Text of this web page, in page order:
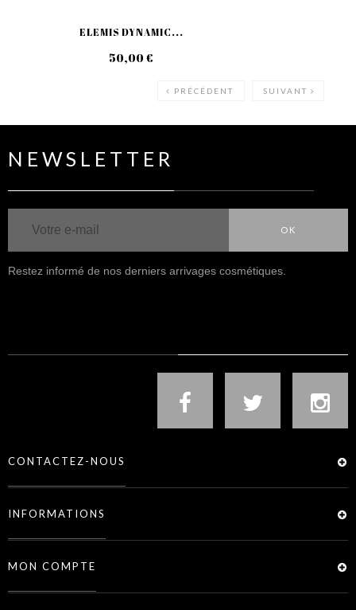
ELEMIS DYNAMIC...
50,00 €
PRÉCÉDENT SUIVANT
NEWSLETTER
OK
Restez informé de nos derniers arrivages cosmétiques.
CONTACTEZ-NOUS
INFORMATIONS
MON COMPTE